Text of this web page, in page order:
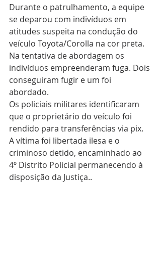
Durante o patrulhamento, a equipe
se deparou com indivíduos em
atitudes suspeita na condução do
veículo Toyota/Corolla na cor preta.
Na tentativa de abordagem os
indivíduos empreenderam fuga. Dois
conseguiram fugir e um foi
abordado.
Os policiais militares identificaram
que o proprietário do veículo foi
rendido para transferências via pix.
A vítima foi libertada ilesa e o
criminoso detido, encaminhado ao
4º Distrito Policial permanecendo à
disposição da Justiça..